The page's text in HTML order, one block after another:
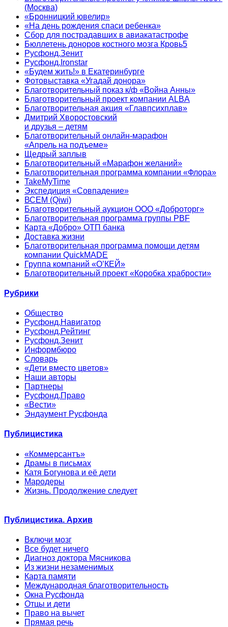
(Москва)
«Бронницкий ювелир»
«На день рождения спаси ребенка»
Сбор для пострадавших в авиакатастрофе
Бюллетень доноров костного мозга Кровь5
Русфонд.Зенит
Русфонд.Ironstar
«Будем жить!» в Екатеринбурге
Фотовыставка «Угадай донора»
Благотворительный показ к/ф «Война Анны»
Благотворительный проект компании ALBA
Благотворительная акция «Главпсихплав»
Дмитрий Хворостовский
и друзья – детям
Благотворительный онлайн‑марафон
«Апрель на подъеме»
Щедрый заплыв
Благотворительный «Марафон желаний»
Благотворительная программа компании «Флора»
TakeMyTime
Экспедиция «Совпадение»
ВСЕМ (Qiwi)
Благотворительный аукцион ООО «Доброторг»
Благотворительная программа группы PBF
Карта «Добро» ОТП банка
Доставка жизни
Благотворительная программа помощи детям
компании QuickMADE
Группа компаний «О’КЕЙ»
Благотворительный проект «Коробка храбрости»
Рубрики
Общество
Русфонд.Навигатор
Русфонд.Рейтинг
Русфонд.Зенит
Информбюро
Словарь
«Дети вместо цветов»
Наши авторы
Партнеры
Русфонд.Право
«Вести»
Эндаумент Русфонда
Публицистика
«Коммерсантъ»
Драмы в письмах
Катя Богунова и её дети
Мародеры
Жизнь. Продолжение следует
Публицистика. Архив
Включи мозг
Все будет ничего
Диагноз доктора Мясникова
Из жизни незаменимых
Карта памяти
Международная благотворительность
Окна Русфонда
Отцы и дети
Право на вычет
Прямая речь